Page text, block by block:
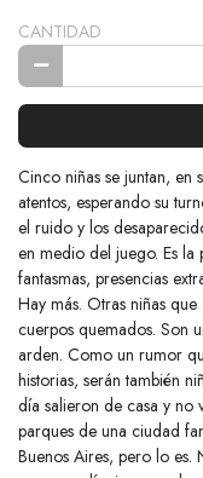
CANTIDAD
Cinco niñas se juntan, en
atentos, esperando su
el ruido y los
en medio del juego. Es
fantasmas, presencias
Hay más. Otras niñas
cuerpos quemados. Son
arden. Como un rumor
historias, serán también
día salieron de casa y no
parques de una ciudad
Buenos Aires, pero lo es.